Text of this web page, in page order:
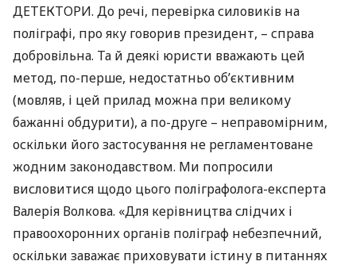
ДЕТЕКТОРИ. До речі, перевірка силовиків на
поліграфі, про яку говорив президент, – справа
добровільна. Та й деякі юристи вважають цей
метод, по-перше, недостатньо об’єктивним
(мовляв, і цей прилад можна при великому
бажанні обдурити), а по-друге – неправомірним,
оскільки його застосування не регламентоване
жодним законодавством. Ми попросили
висловитися щодо цього поліграфолога-експерта
Валерія Волкова. «Для керівництва слідчих і
правоохоронних органів поліграф небезпечний,
оскільки заважає приховувати істину в питаннях